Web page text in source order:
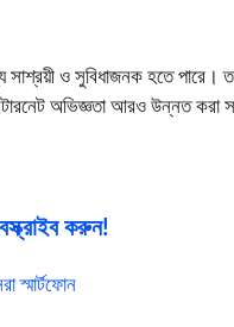
ও সুবিধাজনক হতে পারে।
অভিজ্ঞতা আরও উন্নত করা
করুন!
স্মার্টফোন